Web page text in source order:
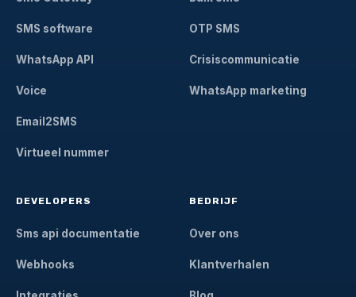
SMS software
WhatsApp API
Voice
Email2SMS
Virtueel nummer
OTP SMS
Crisiscommunicatie
WhatsApp marketing
DEVELOPERS
Sms api documentatie
Webhooks
BEDRIJF
Over ons
Klantverhalen